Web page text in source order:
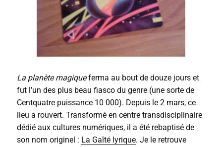
La planète magiqueferma au bout de douze jours et
fut l’un des plus beau fiasco du genre (une sorte de
Centquatre puissance 10 000). Depuis le 2 mars, ce
lieu a rouvert. Transformé en centre transdisciplinaire
dédié aux cultures numériques, il a été rebaptisé de
son nom originel : La Gaîté lyrique. Je le retrouve